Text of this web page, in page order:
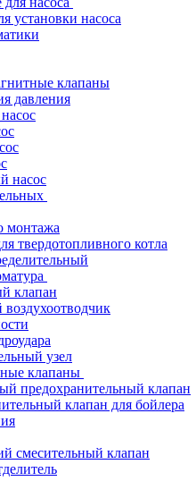
установки насоса
клапаны
давления
насос
монтажа
твердотопливного котла
клапан
узел
клапаны
предохранительный клапан
клапан для бойлера
смесительный клапан